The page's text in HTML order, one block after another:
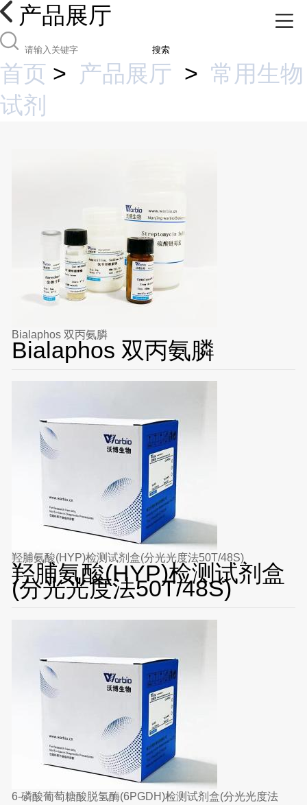
产品展厅
搜索
首页 > 产品展厅 > 常用生物
试剂
Bialaphos 双丙氨膦
Bialaphos 双丙氨膦
羟脯氨酸(HYP)检测试剂盒(分光光度法50T/48S)
羟脯氨酸(HYP)检测试剂盒
(分光光度法50T/48S)
6-磷酸葡萄糖酸脱氢酶(6PGDH)检测试剂盒(分光光度法